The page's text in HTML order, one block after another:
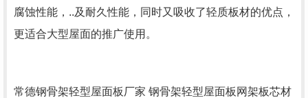
腐蚀性能，..及耐久性能，同时又吸收了轻质板材的优点，
更适合大型屋面的推广使用。
常德钢骨架轻型屋面板厂家 钢骨架轻型屋面板网架板芯材